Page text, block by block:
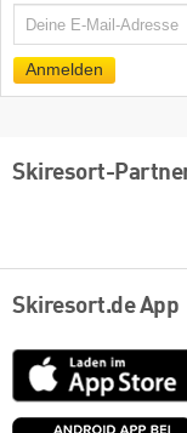
E-
Anmelden
Skiresort-
Skiresort.de App
App
Store